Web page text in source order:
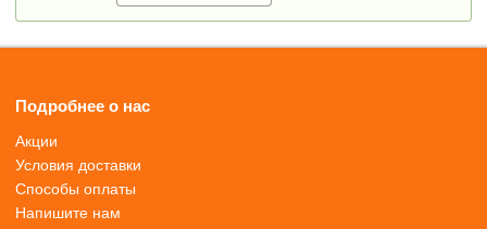
Подробнее о нас
Акции
Условия доставки
Способы оплаты
Напишите нам